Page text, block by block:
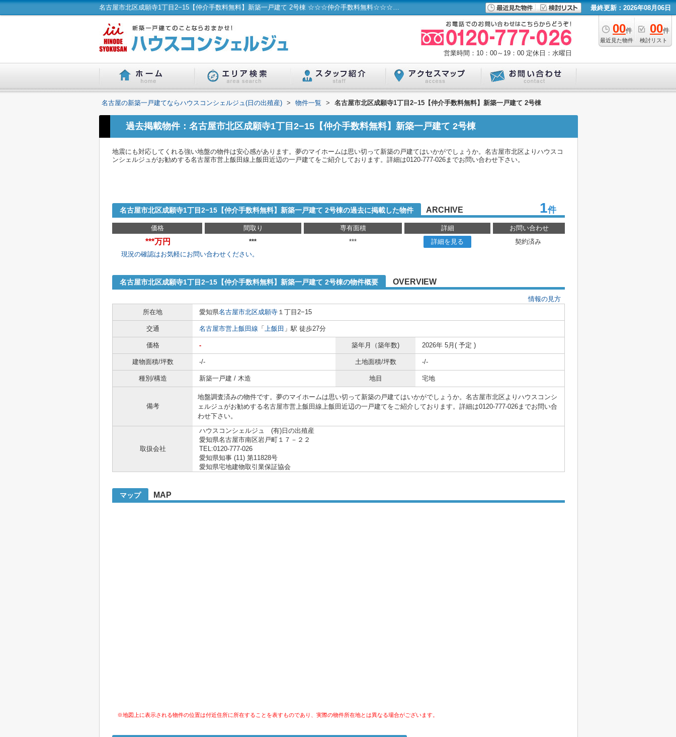
名古屋市北区成願寺1丁目2−15【仲介手数料無料】新築一戸建て 2号棟 ☆☆☆仲介手数料無料☆☆☆ 名古屋市...／ハウスコンシェルジュ(日の出殖産) 最終更新：2026年08月06日
00件
最近見た物件
00件
検討リスト
営業時間：10：00～19：00 定休日：水曜日
名古屋の新築一戸建てならハウスコンシェルジュ(日の出殖産) > 物件一覧 > 名古屋市北区成願寺1丁目2−15【仲介手数料無料】新築一戸建て 2号棟
過去掲載物件：名古屋市北区成願寺1丁目2−15【仲介手数料無料】新築一戸建て 2号棟
地震にも対応してくれる強い地盤の物件は安心感があります。夢のマイホームは思い切って新築の戸建てはいかがでしょうか。名古屋市北区よりハウスコ
ンシェルジュがお勧めする名古屋市営上飯田線上飯田近辺の一戸建てをご紹介しております。詳細は0120-777-026までお問い合わせ下さい。
名古屋市北区成願寺1丁目2−15【仲介手数料無料】新築一戸建て 2号棟の過去に掲載した物件 ARCHIVE 1件
価格 間取り 専有面積 詳細 お問い合わせ
***万円 *** *** 詳細を見る
契約済み
現況の確認はお気軽にお問い合わせください。
名古屋市北区成願寺1丁目2−15【仲介手数料無料】新築一戸建て 2号棟の物件概要 OVERVIEW
情報の見方
所在地
愛知県名古屋市北区成願寺 １丁目2−15
交通 名古屋市営上飯田線 「 上飯田 」駅 徒歩27分
価格 - 築年月（築年数) 2026年 5月( 予定 )
建物面積/坪数 -/- 土地面積/坪数 -/-
種別/構造 新築一戸建 / 木造 地目 宅地
備考
地盤調査済みの物件です。夢のマイホームは思い切って新築の戸建てはいかがでしょうか。名古屋市北区よりハウスコンシ
ェルジュがお勧めする名古屋市営上飯田線上飯田近辺の一戸建てをご紹介しております。詳細は0120-777-026までお問い合
わせ下さい。
取扱会社
ハウスコンシェルジュ (有)日の出殖産
愛知県名古屋市南区岩戸町１７－２２
TEL:0120-777-026
愛知県知事 (11) 第11828号
愛知県宅地建物取引業保証協会
マップ MAP
※地図上に表示される物件の位置は付近住所に所在することを表すものであり、実際の物件所在地とは異なる場合がございます。